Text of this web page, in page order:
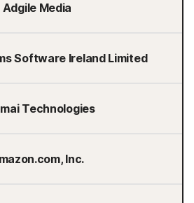
Adgile Media
Software Ireland Limited
Technologies
Inc.